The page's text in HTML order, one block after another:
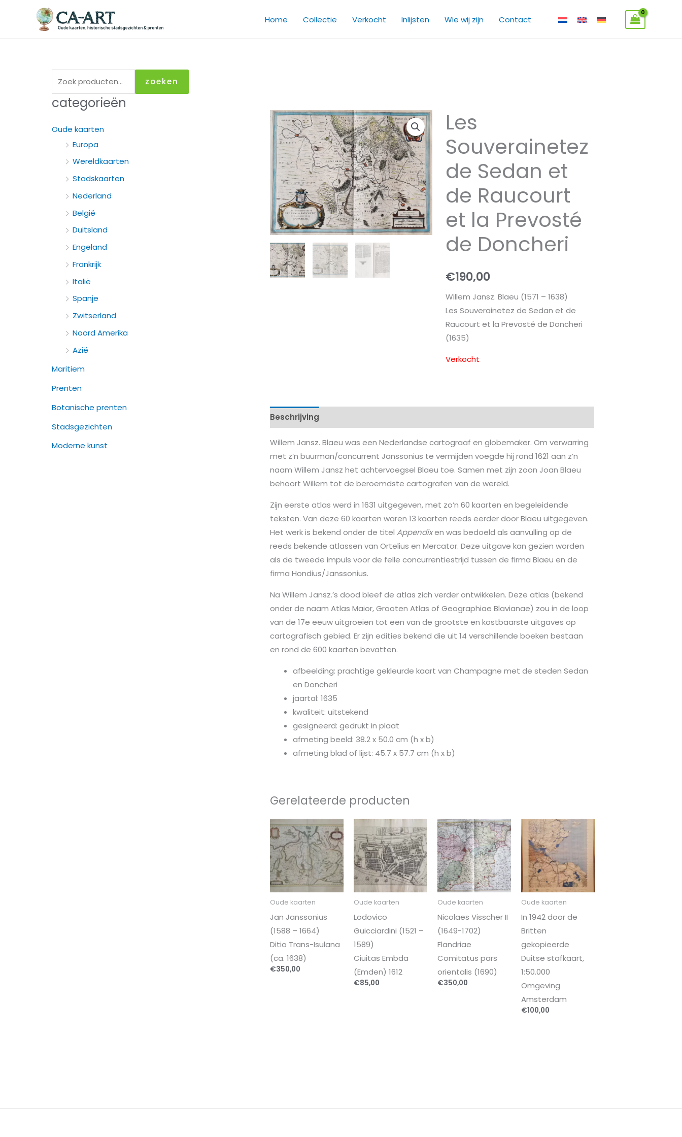
Home Collectie Verkocht Inlijsten Wie wij zijn Contact
o
e
zoeken
categorieën
Oude kaarten
Europa
Wereldkaarten
Stadskaarten
Nederland
België
Duitsland
Engeland
Frankrijk
Italië
Spanje
Zwitserland
Noord Amerika
Azië
Maritiem
Prenten
Botanische prenten
Stadsgezichten
Moderne kunst
Les
Souverainetez
de Sedan et
de Raucourt
et la Prevosté
de Doncheri
€190,00
Willem Jansz. Blaeu (1571 – 1638)
Les Souverainetez de Sedan et de
Raucourt et la Prevosté de Doncheri
(1635)
Verkocht
Beschrijving
Willem Jansz. Blaeu was een Nederlandse cartograaf en globemaker. Om verwarring
met z’n buurman/concurrent Janssonius te vermijden voegde hij rond 1621 aan z’n
naam Willem Jansz het achtervoegsel Blaeu toe. Samen met zijn zoon Joan Blaeu
behoort Willem tot de beroemdste cartografen van de wereld.
Zijn eerste atlas werd in 1631 uitgegeven, met zo’n 60 kaarten en begeleidende
teksten. Van deze 60 kaarten waren 13 kaarten reeds eerder door Blaeu uitgegeven.
Het werk is bekend onder de titelAppendixen was bedoeld als aanvulling op de
reeds bekende atlassen van Ortelius en Mercator. Deze uitgave kan gezien worden
als de tweede impuls voor de felle concurrentiestrijd tussen de firma Blaeu en de
firma Hondius/Janssonius.
Na Willem Jansz.’s dood bleef de atlas zich verder ontwikkelen. Deze atlas (bekend
onder de naam Atlas Maior, Grooten Atlas of Geographiae Blavianae) zou in de loop
van de 17e eeuw uitgroeien tot een van de grootste en kostbaarste uitgaves op
cartografisch gebied. Er zijn edities bekend die uit 14 verschillende boeken bestaan
en rond de 600 kaarten bevatten.
afbeelding: prachtige gekleurde kaart van Champagne met de steden Sedan
en Doncheri
jaartal: 1635
kwaliteit: uitstekend
gesigneerd: gedrukt in plaat
afmeting beeld: 38.2 x 50.0 cm (h x b)
afmeting blad of lijst: 45.7 x 57.7 cm (h x b)
Gerelateerde producten
Oude kaarten
Jan Janssonius
(1588 – 1664)
Ditio Trans-Isulana
(ca. 1638)
€350,00
Oude kaarten
Lodovico
Guicciardini (1521 –
1589)
Ciuitas Embda
(Emden) 1612
€85,00
Oude kaarten
Nicolaes Visscher II
(1649-1702)
Flandriae
Comitatus pars
orientalis (1690)
€350,00
Oude kaarten
In 1942 door de
Britten
gekopieerde
Duitse stafkaart,
1:50.000
Omgeving
Amsterdam
€100,00